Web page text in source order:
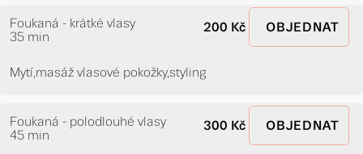
Foukaná - krátké vlasy
35 min
200 Kč OBJEDNAT
Mytí,masáž vlasové pokožky,styling
Foukaná - polodlouhé vlasy
45 min
300 Kč OBJEDNAT